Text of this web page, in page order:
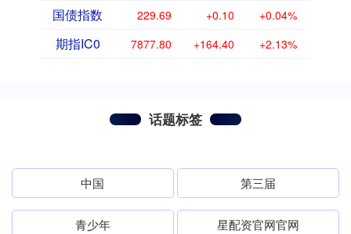
国债指数 229.69 +0.10 +0.04%
期指IC0 7877.80 +164.40 +2.13%
话题标签
中国 第三届
青少年 星配资官网官网